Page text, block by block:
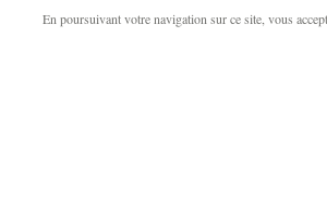
En poursuivant votre navigation sur ce site, vous